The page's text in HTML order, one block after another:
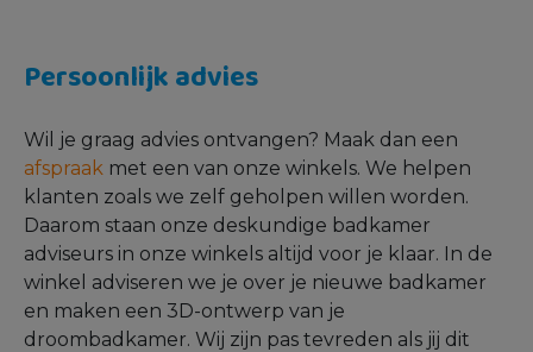
Persoonlijk advies
Wil je graag advies ontvangen? Maak dan een
afspraak met een van onze winkels. We helpen
klanten zoals we zelf geholpen willen worden.
Daarom staan onze deskundige badkamer
adviseurs in onze winkels altijd voor je klaar. In de
winkel adviseren we je over je nieuwe badkamer
en maken een 3D-ontwerp van je
droombadkamer. Wij zijn pas tevreden als jij dit